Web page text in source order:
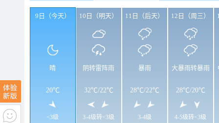
9日（今天）
晴
20℃
<3级
10日（明天）
阴转雷阵雨
32℃/22℃
3-4级转<3级
11日（后天）
暴雨
28℃/22℃
3-4级
12日（周三）
大暴雨转暴雨
28℃/20℃
4-5级转<3级